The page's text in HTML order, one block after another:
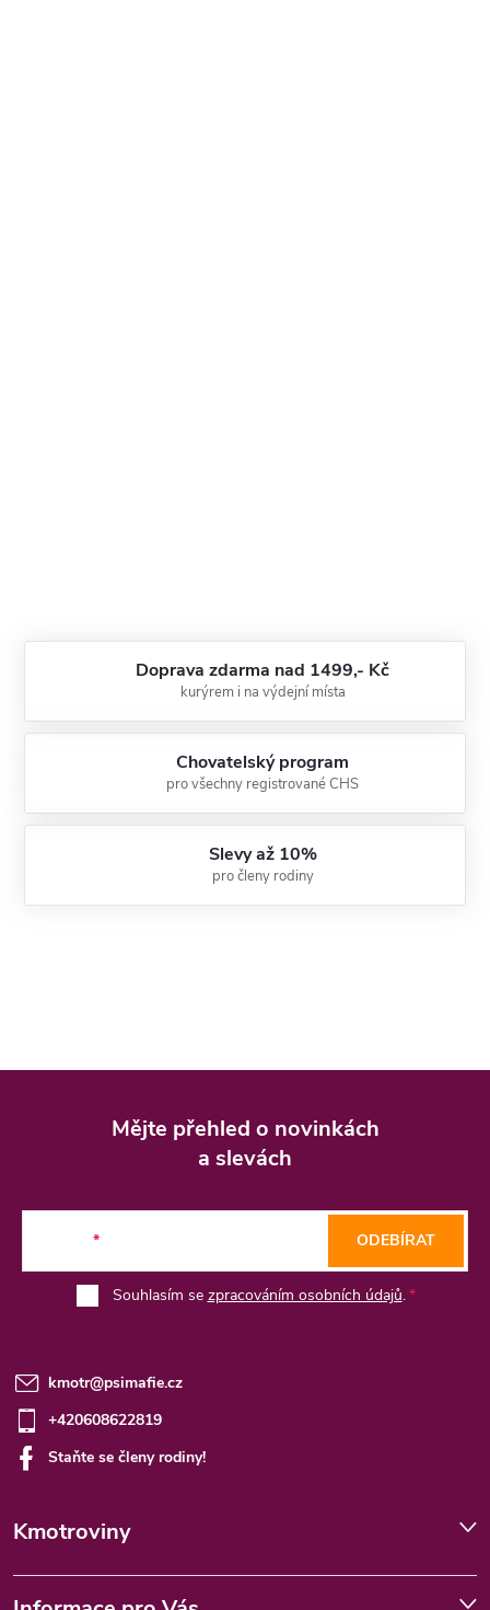
Doprava zdarma nad 1499,- Kč
kurýrem i na výdejní místa
Chovatelský program
pro všechny registrované CHS
Slevy až 10%
pro členy rodiny
Mějte přehled o novinkách
a slevách
Souhlasím se zpracováním osobních údajů.
ODEBÍRAT
kmotr@psimafie.cz
+420608622819
Staňte se členy rodiny!
Kmotroviny